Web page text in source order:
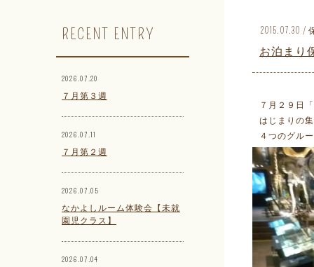
RECENT ENTRY
2026.07.20
７月第３週
2026.07.11
７月第２週
2026.07.05
なかよしルーム体験会【未就
園児クラス】
2026.07.04
2015.07.30 /
お泊まり
７月２９日
はじまりの
４つのグル